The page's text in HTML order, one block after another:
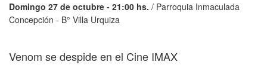
Domingo 27 de octubre - 21:00 hs. / Parroquia Inmaculada
Concepción - B° Villa Urquiza
Venom se despide en el Cine IMAX